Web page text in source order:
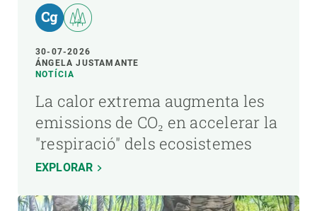
30-07-2026
ÁNGELA JUSTAMANTE
NOTÍCIA
La calor extrema augmenta les
emissions de CO₂ en accelerar la
"respiració" dels ecosistemes
EXPLORAR